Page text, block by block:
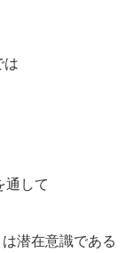
は
通して
潜在意識である